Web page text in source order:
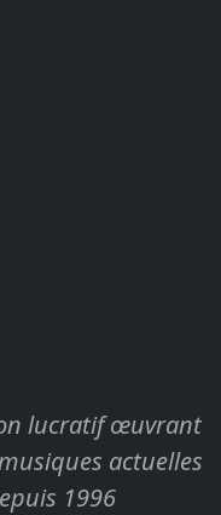
lucratif œuvrant
actuelles
1996